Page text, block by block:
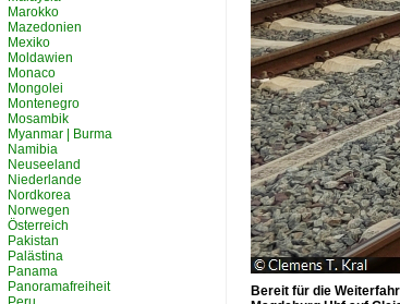
Bereit für die
Marokko
Mazedonien
Mexiko
Moldawien
Monaco
Mongolei
Montenegro
Mosambik
Myanmar | Burma
Namibia
Neuseeland
Niederlande
Nordkorea
Norwegen
Österreich
Pakistan
Palästina
Panama
Panoramafreiheit